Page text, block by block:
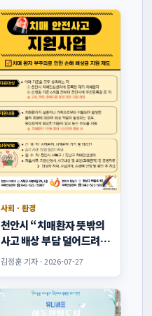
사회 · 환경
천안시 “치매환자 뜻밖의
사고 배상 부담 덜어드려
요”
김정훈 기자 · 2026-07-27